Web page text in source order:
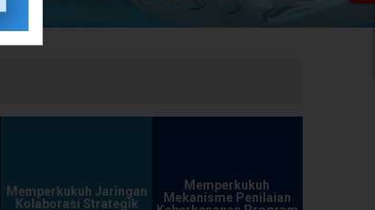
Memperkukuh Jaringan
Kolaborasi Strategik
Memperkukuh
Mekanisme Penilaian